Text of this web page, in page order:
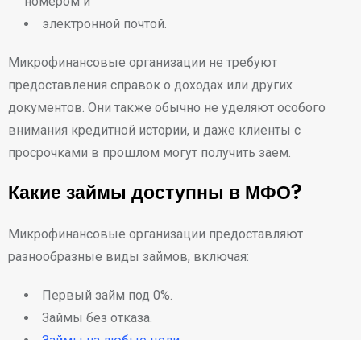
электронной почтой.
Микрофинансовые организации не требуют
предоставления справок о доходах или других
документов. Они также обычно не уделяют особого
внимания кредитной истории, и даже клиенты с
просрочками в прошлом могут получить заем.
Какие займы доступны в МФО?
Микрофинансовые организации предоставляют
разнообразные виды займов, включая:
Первый займ под 0%.
Займы без отказа.